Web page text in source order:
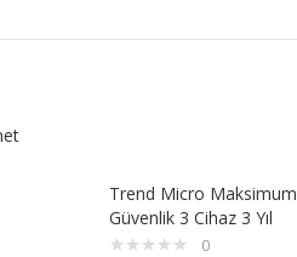
Trend Micro Maksimum
Güvenlik 3 Cihaz 3 Yıl
0